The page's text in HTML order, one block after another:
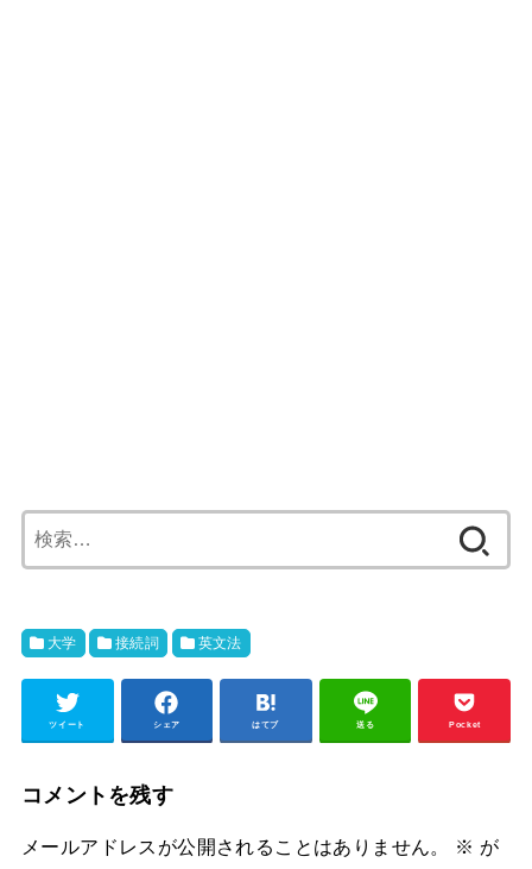
索:
大学 接続詞 英文法
ツイート シェア はてブ 送る Pocket
コメントを残す
メールアドレスが公開されることはありません。 ※ が